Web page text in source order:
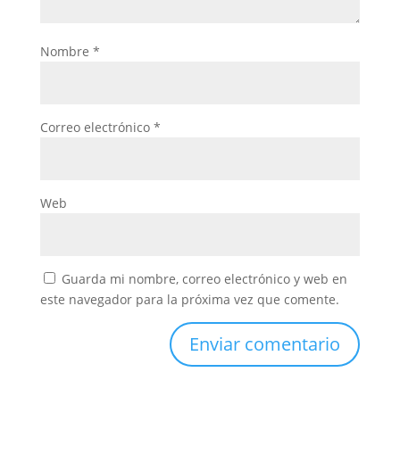
Nombre *
Correo electrónico *
Web
Guarda mi nombre, correo electrónico y web en
este navegador para la próxima vez que comente.